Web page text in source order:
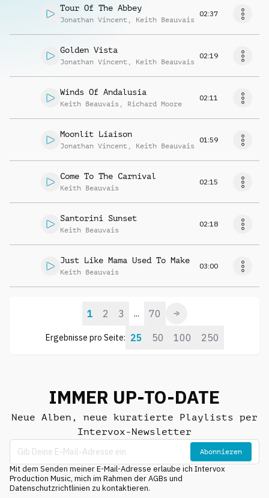
Tour Of The Abbey
Jonathan Vincent , Keith Beauvais
02:37
Golden Vista
Jonathan Vincent , Keith Beauvais
02:19
Winds Of Andalusia
Keith Beauvais , Richard Moore
02:11
Moonlit Liaison
Jonathan Vincent , Keith Beauvais
01:59
Come To The Carnival
Keith Beauvais
02:15
Santorini Sunset
Keith Beauvais
02:18
Just Like Mama Used To Make
Keith Beauvais
03:00
Ergebnisse pro Seite: 25 50 100 250
1 2 3 ... 70
IMMER UP-TO-DATE
Neue Alben, neue kuratierte Playlists per
Intervox-Newsletter
Abonnieren
Mit dem Senden meiner E-Mail-Adresse erlaube ich Intervox
Production Music, mich im Rahmen der AGBs und
Datenschutzrichtlinien zu kontaktieren.